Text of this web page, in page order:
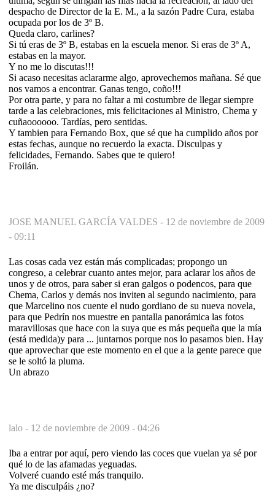
despacho de Director de la E. M., a la sazón Padre Cura, estaba
ocupada por los de 3º B.
Queda claro, carlines?
Si tú eras de 3º B, estabas en la escuela menor. Si eras de 3º A,
estabas en la mayor.
Y no me lo discutas!!!
Si acaso necesitas aclararme algo, aprovechemos mañana. Sé que
nos vamos a encontrar. Ganas tengo, coño!!!
Por otra parte, y para no faltar a mi costumbre de llegar siempre
tarde a las celebraciones, mis felicitaciones al Ministro, Chema y
cuñaoooooo. Tardías, pero sentidas.
Y tambien para Fernando Box, que sé que ha cumplido años por
estas fechas, aunque no recuerdo la exacta. Disculpas y
felicidades, Fernando. Sabes que te quiero!
Froilán.
JOSE MANUEL GARCÍA VALDES - 12 de noviembre de 2009
- 09:11
Las cosas cada vez están más complicadas; propongo un
congreso, a celebrar cuanto antes mejor, para aclarar los años de
unos y de otros, para saber si eran galgos o podencos, para que
Chema, Carlos y demás nos inviten al segundo nacimiento, para
que Marcelino nos cuente el nudo gordiano de su nueva novela,
para que Pedrín nos muestre en pantalla panorámica las fotos
maravillosas que hace con la suya que es más pequeña que la mía
(está medida)y para ... juntarnos porque nos lo pasamos bien. Hay
que aprovechar que este momento en el que a la gente parece que
se le soltó la pluma.
Un abrazo
lalo - 12 de noviembre de 2009 - 04:26
Iba a entrar por aquí, pero viendo las coces que vuelan ya sé por
qué lo de las afamadas yeguadas.
Volveré cuando esté más tranquilo.
Ya me disculpáis ¿no?